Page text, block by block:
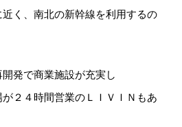
く、南北の新幹線を利用するの
発で商業施設が充実し
２４時間営業のＬＩＶＩＮもあ